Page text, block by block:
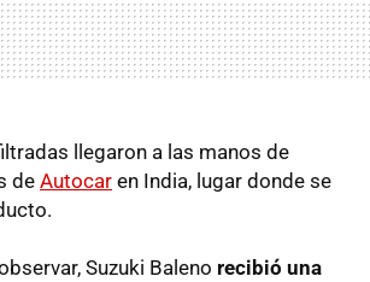
llegaron a las manos de
de Autocar en India, lugar donde se
Suzuki Baleno recibió una